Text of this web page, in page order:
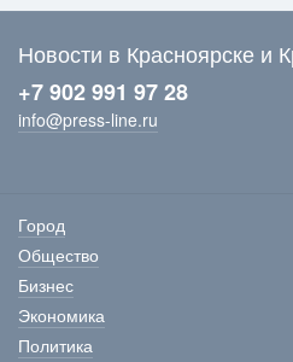
Новости в Красноярске и
+7 902 991 97 28
info@press-line.ru
Город
Общество
Бизнес
Экономика
Политика